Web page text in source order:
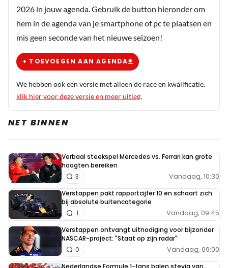
SENNAENIK
Ja dat denk ik ook . Eerst maar eens afwachten wat
Mercedes doet
Grauw
2 juli 2021 11:18
Als Max Verstappen al lang en breed kampioen is zijn er
nog steeds Mercedes fans die beweren dat Mercedes aan
het sandbaggen is. Ik snap dat de realiteit hard kan zijn
maar Mercedes is gewoon bijgehaald. Op een gegeven
moment is de ontwikkelingscurve afgezwakt en raak je
het voordeel kwijt dat je verkregen hebt door via
achterdeurtjes een voorsprong in de ontwikkeling bij de
introductie van de hybride motoren te hebben. Jammer
voor de MB fans maar het is nou eenmaal niet anders
2026 in jouw agenda. Gebruik de button hieronder om
hem in de agenda van je smartphone of pc te plaatsen en
mis geen seconde van het nieuwe seizoen!
+ TOEVOEGEN AAN AGENDA
We hebben ook een versie met alleen de race en kwalificatie.
klik hier voor deze versie en meer uitleg.
NET BINNEN
Verbaal steekspel Mercedes vs. Ferrari kan grote
hoogten bereiken
Vandaag, 10:30
3
Verstappen pakt rapportcijfer 10 en schaart zich
bij absolute buitencategorie
Vandaag, 09:45
1
Verstappen ontvangt uitnodiging voor bijzonder
NASCAR-project: "Staat op zijn radar"
Vandaag, 09:00
0
Nederlandse Formule 1-fans balen stevig van